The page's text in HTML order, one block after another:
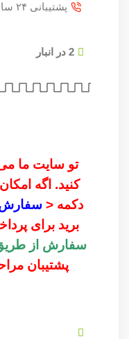
پشتیبانی ۲۴ ساعته
2 در انبار
تو سایت ما
کنید. اگه
دکمه <
برید برای
سفارش از
پشتیبان